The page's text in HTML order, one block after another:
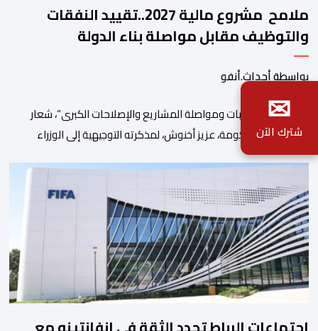
ملامح مشروع مالية 2027..تقييد النفقات
والتوظيف مقابل مواصلة بناء الدولة
الاجتماعية والاستثمار
بواسطة أحداث.أنفو
“تحصين المكتسبات ومواصلة المشاريع والإصلاحات الكبرى”، شعار
اختاره رئيس الحكومة، عزيز أخنوش، لمذكرته التوجيهية إلى الوزراء
مشروع من نوعه في ظل ولايته الحكومية. هذه الرسالة التأطيرية
ارتكزت على 4 أولويات، كما حملت ألحت على ضرورة عقلنة نفقات
التسيير، بل وتقييد التوظيف إلا في حالة الضرورة. […]
✉
شترك الآن